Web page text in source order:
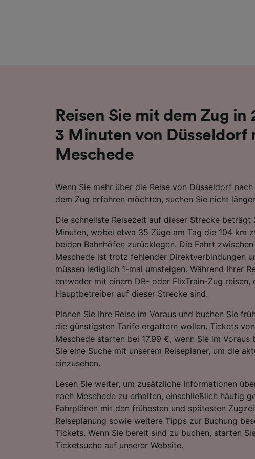
Reisen Sie mit dem Zug in
3 Minuten von Düsseldorf
Meschede
Wenn Sie mehr über die Reise von Düsseldorf
dem Zug erfahren möchten, suchen Sie nicht
Die schnellste Reisezeit auf dieser Strecke beträgt
Minuten, wobei etwa 35 Züge am Tag die 104 km
beiden Bahnhöfen zurücklegen. Die Fahrt
Meschede ist trotz fehlender Direktverbindungen
müssen lediglich 1-mal umsteigen. Während Ihrer
entweder mit einem DB- oder FlixTrain-Zug reisen,
Hauptbetreiber auf dieser Strecke sind.
Planen Sie Ihre Reise im Voraus und buchen Sie
die günstigsten Tarife ergattern wollen. Tickets
Meschede starten bei 17.99 €, wenn Sie im Voraus
Sie eine Suche mit unserem Reiseplaner, um die
einzusehen.
Lesen Sie weiter, um zusätzliche Informationen
nach Meschede zu erhalten, einschließlich häufig
Fahrplänen mit den frühesten und spätesten
Reiseplanung sowie weitere Tipps zur Buchung
Tickets. Wenn Sie bereit sind zu buchen, starten
Ticketsuche auf unserer Website.